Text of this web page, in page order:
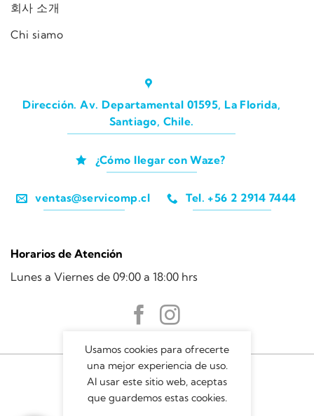
회사 소개
Chi siamo
Dirección. Av. Departamental 01595, La Florida,
Santiago, Chile.
¿Cómo llegar con Waze?
ventas@servicomp.cl Tel. +56 2 2914 7444
Horarios de Atención
Lunes a Viernes de 09:00 a 18:00 hrs
Usamos cookies para ofrecerte
una mejor experiencia de uso.
Al usar este sitio web, aceptas
que guardemos estas cookies.